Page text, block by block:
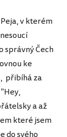
v kterém
správný Čech
ke
přibíhá za
a až
které jsem
do svého